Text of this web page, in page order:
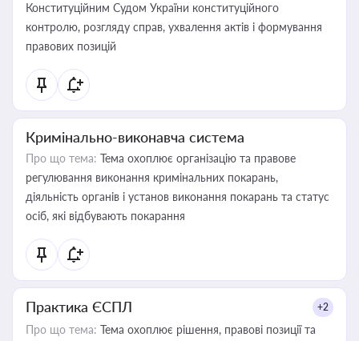
Конституційним Судом України конституційного
контролю, розгляду справ, ухвалення актів і формування
правових позицій
Кримінально-виконавча система
Про що тема: Тема охоплює організацію та правове
регулювання виконання кримінальних покарань,
діяльність органів і установ виконання покарань та статус
осіб, які відбувають покарання
Практика ЄСПЛ +2
Про що тема: Тема охоплює рішення, правові позиції та